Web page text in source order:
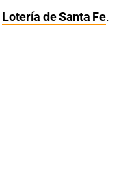
Lotería de Santa Fe.